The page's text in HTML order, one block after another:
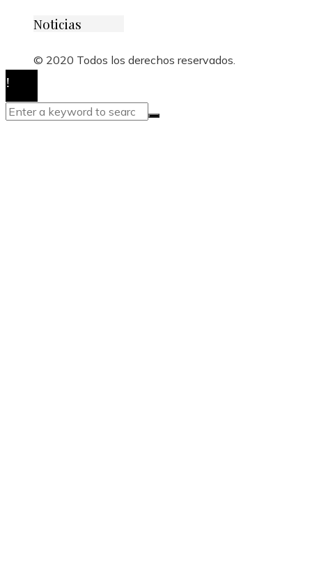
Noticias
© 2020 Todos los derechos reservados.